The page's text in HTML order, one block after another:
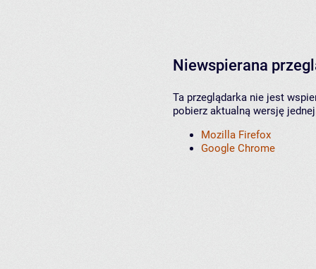
Niewspierana
Ta przeglądarka nie jest
pobierz aktualną wersję
Mozilla Firefox
Google Chrome